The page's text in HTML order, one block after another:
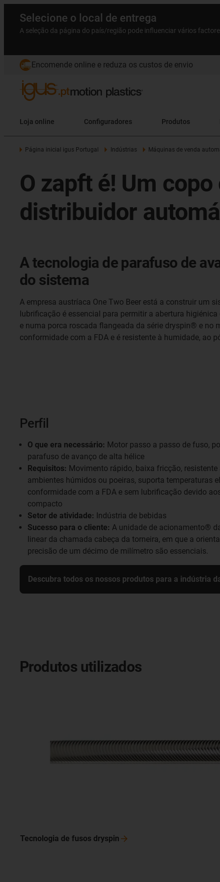
Selecione o local de entrega
A seleção da página do país/região pode influenciar vários
Encomende online e reduza os custos de envio
Loja online Configuradores Produtos
Página inicial igus Portugal Indústrias Máquinas de venda
O zapft é! Um
distribuidor
A tecnologia de parafuso de
do sistema
A empresa austríaca One Two Beer está a construir um
lubrificação é essencial para permitir a abertura
e numa porca roscada flangeada da série dryspin® e no
conformidade com a FDA e é resistente à humidade, ao
Perfil
O que era necessário: Motor passo a passo de fuso,
parafuso de avanço de alta hélice
Requisitos: Movimento rápido, baixa fricção, resistente
ambientes húmidos ou poeiras, suporta temperaturas
conformidade com a FDA e sem lubrificação devido
compacto
Setor de atividade: Indústria de bebidas
Sucesso para o cliente: A unidade de acionamento®
linear da chamada cabeça da torneira, em que a
precisão de um décimo de milímetro são essenciais.
Descubra todos os nossos produtos para a indústria
Produtos utilizados
Tecnologia de fusos dryspin